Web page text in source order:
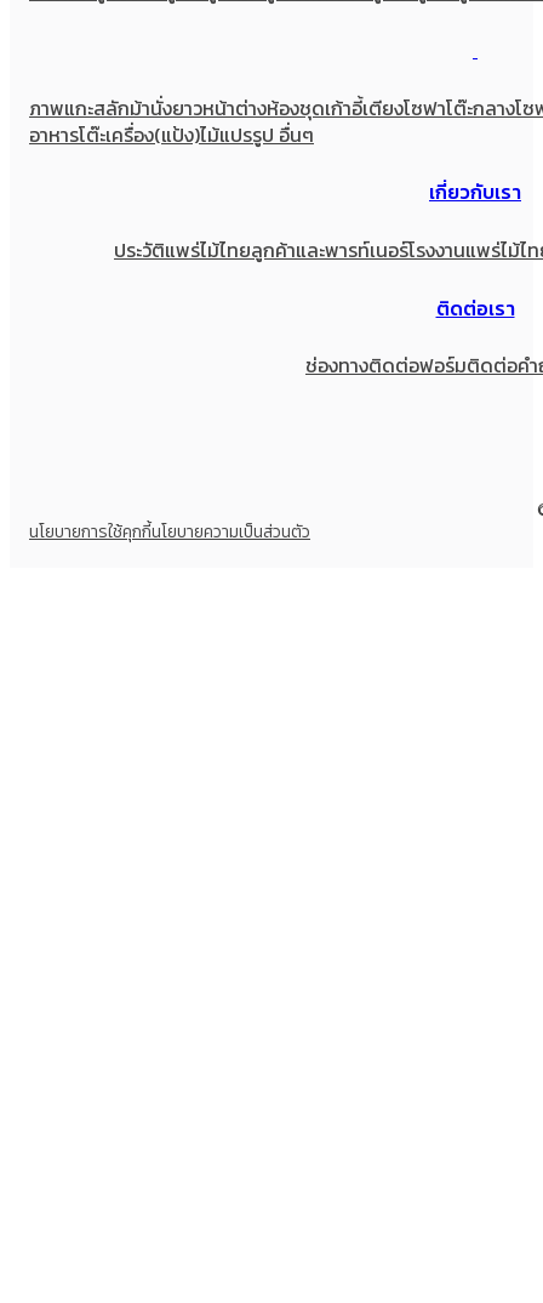
ภาพแกะสลักม้านั่งยาวหน้าต่างห้องชุดเก้าอี้เตียงโซฟาโต๊ะกลางโซ
อาหารโต๊ะเครื่อง(แป้ง)ไม้แปรรูป อื่นๆ
เกี่ยวกับเรา
ประวัติแพร่ไม้ไทยลูกค้าและพารท์เนอร์โรงงานแพร่ไม้ไ
ติดต่อเรา
ช่องทางติดต่อฟอร์มติดต่อค
นโยบายการใช้คุกกี้นโยบายความเป็นส่วนตัว